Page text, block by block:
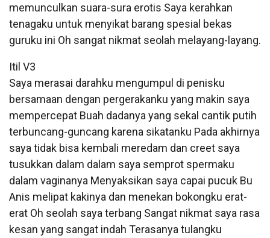
memunculkan suara-sura erotis Saya kerahkan
tenagaku untuk menyikat barang spesial bekas
guruku ini Oh sangat nikmat seolah melayang-layang.
Itil V3
Saya merasai darahku mengumpul di penisku
bersamaan dengan pergerakanku yang makin saya
mempercepat Buah dadanya yang sekal cantik putih
terbuncang-guncang karena sikatanku Pada akhirnya
saya tidak bisa kembali meredam dan creet saya
tusukkan dalam dalam saya semprot spermaku
dalam vaginanya Menyaksikan saya capai pucuk Bu
Anis melipat kakinya dan menekan bokongku erat-
erat Oh seolah saya terbang Sangat nikmat saya rasa
kesan yang sangat indah Terasanya tulangku